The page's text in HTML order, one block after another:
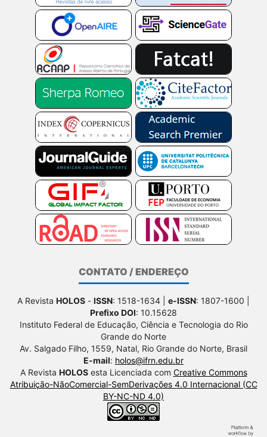
CONTATO / ENDEREÇO
A Revista HOLOS - ISSN: 1518-1634 | e-ISSN: 1807-1600 |
Prefixo DOI: 10.15628
Instituto Federal de Educação, Ciência e Tecnologia do Rio
Grande do Norte
Av. Salgado Filho, 1559, Natal, Rio Grande do Norte, Brasil
E-mail: holos@ifrn.edu.br
A Revista HOLOSesta Licenciada com Creative Commons
Atribuição-NãoComercial-SemDerivações 4.0 Internacional (CC
BY-NC-ND 4.0)